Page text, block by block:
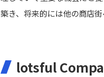
築き、将来的には他の商店街
lotsful